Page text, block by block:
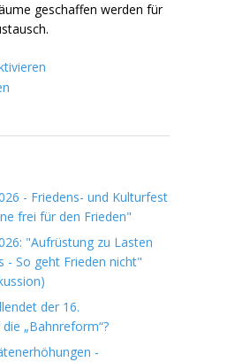
geschaffen werden für
- Friedens- und Kulturfest
frei für den Frieden"
"Aufrüstung zu Lasten
- So geht Frieden nicht"
der 16.
„Bahnreform“?
-